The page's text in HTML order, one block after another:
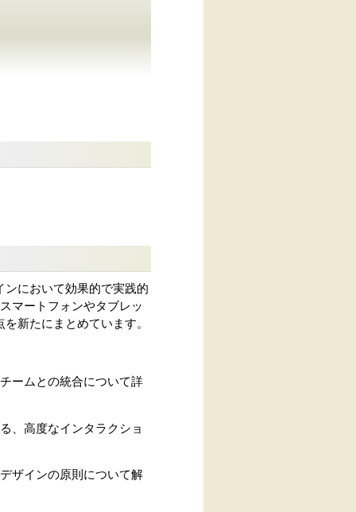
において効果的で実践的
マートフォンやタブレッ
新たにまとめています。
ームとの統合について詳
、高度なインタラクショ
ザインの原則について解